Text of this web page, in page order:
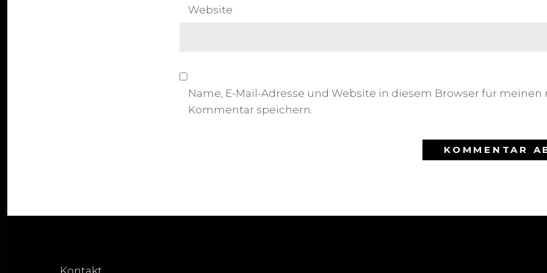
Website
Name, E-Mail-Adresse und Website in diesem Browser für meinen
Kommentar speichern.
Kontakt